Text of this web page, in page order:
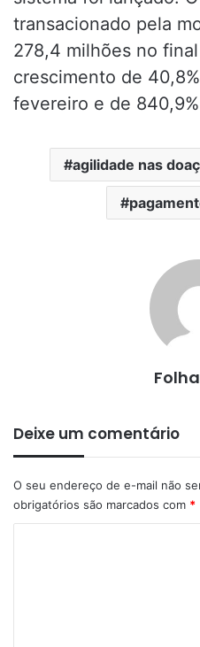
transacionado pela
278,4 milhões no
crescimento de
fevereiro e de
agilidade nas
Deixe um comentário
O seu endereço de e-mail não
obrigatórios são marcados com *